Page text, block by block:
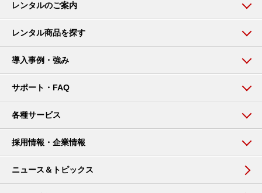
レンタルのご案内
レンタル商品を探す
導入事例・強み
サポート・FAQ
各種サービス
採用情報・企業情報
ニュース＆トピックス